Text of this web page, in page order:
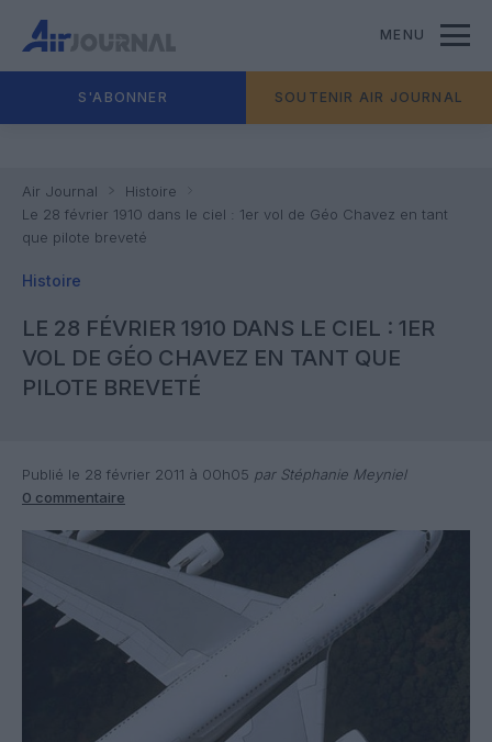
MENU
S'ABONNER SOUTENIR AIR JOURNAL
Air Journal
Histoire
Le 28 février 1910 dans le ciel : 1er vol de Géo Chavez en tant
que pilote breveté
Histoire
LE 28 FÉVRIER 1910 DANS LE CIEL : 1ER
VOL DE GÉO CHAVEZ EN TANT QUE
PILOTE BREVETÉ
Publié le 28 février 2011 à 00h05 par Stéphanie Meyniel
0 commentaire